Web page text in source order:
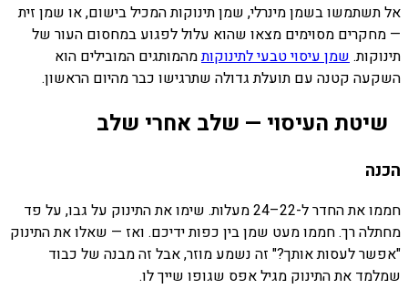
אל תשתמשו בשמן מינרלי, שמן תינוקות המכיל בישום, או שמן זית
— מחקרים מסוימים מצאו שהוא עלול לפגוע במחסום העור של
תינוקות.שמן עיסוי טבעי לתינוקותמהמותגים המובילים הוא
השקעה קטנה עם תועלת גדולה שתרגישו כבר מהיום הראשון.
שיטת העיסוי — שלב אחרי שלב
הכנה
חממו את החדר ל-22–24 מעלות. שימו את התינוק על גבו, על פד
מחתלה רך. חממו מעט שמן בין כפות ידיכם. ואז — שאלו את התינוק
"אפשר לעסות אותך?" זה נשמע מוזר, אבל זה מבנה של כבוד
שמלמד את התינוק מגיל אפס שגופו שייך לו.